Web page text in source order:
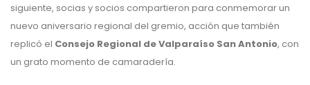
siguiente, socias y socios compartieron para conmemorar un
nuevo aniversario regional del gremio, acción que también
replicó el Consejo Regional de Valparaíso San Antonio, con
un grato momento de camaradería.